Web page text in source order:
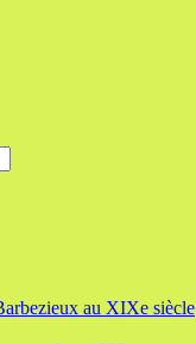
au XIXe siècle